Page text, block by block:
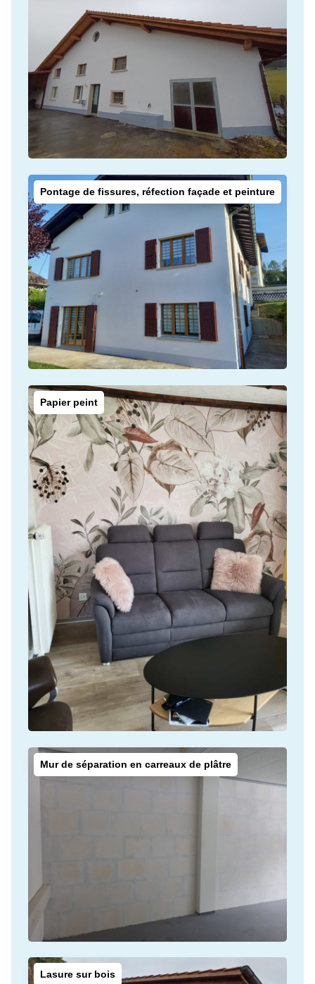
Pontage de fissures, réfection façade et peinture
Papier peint
Mur de séparation en carreaux de plâtre
Lasure sur bois